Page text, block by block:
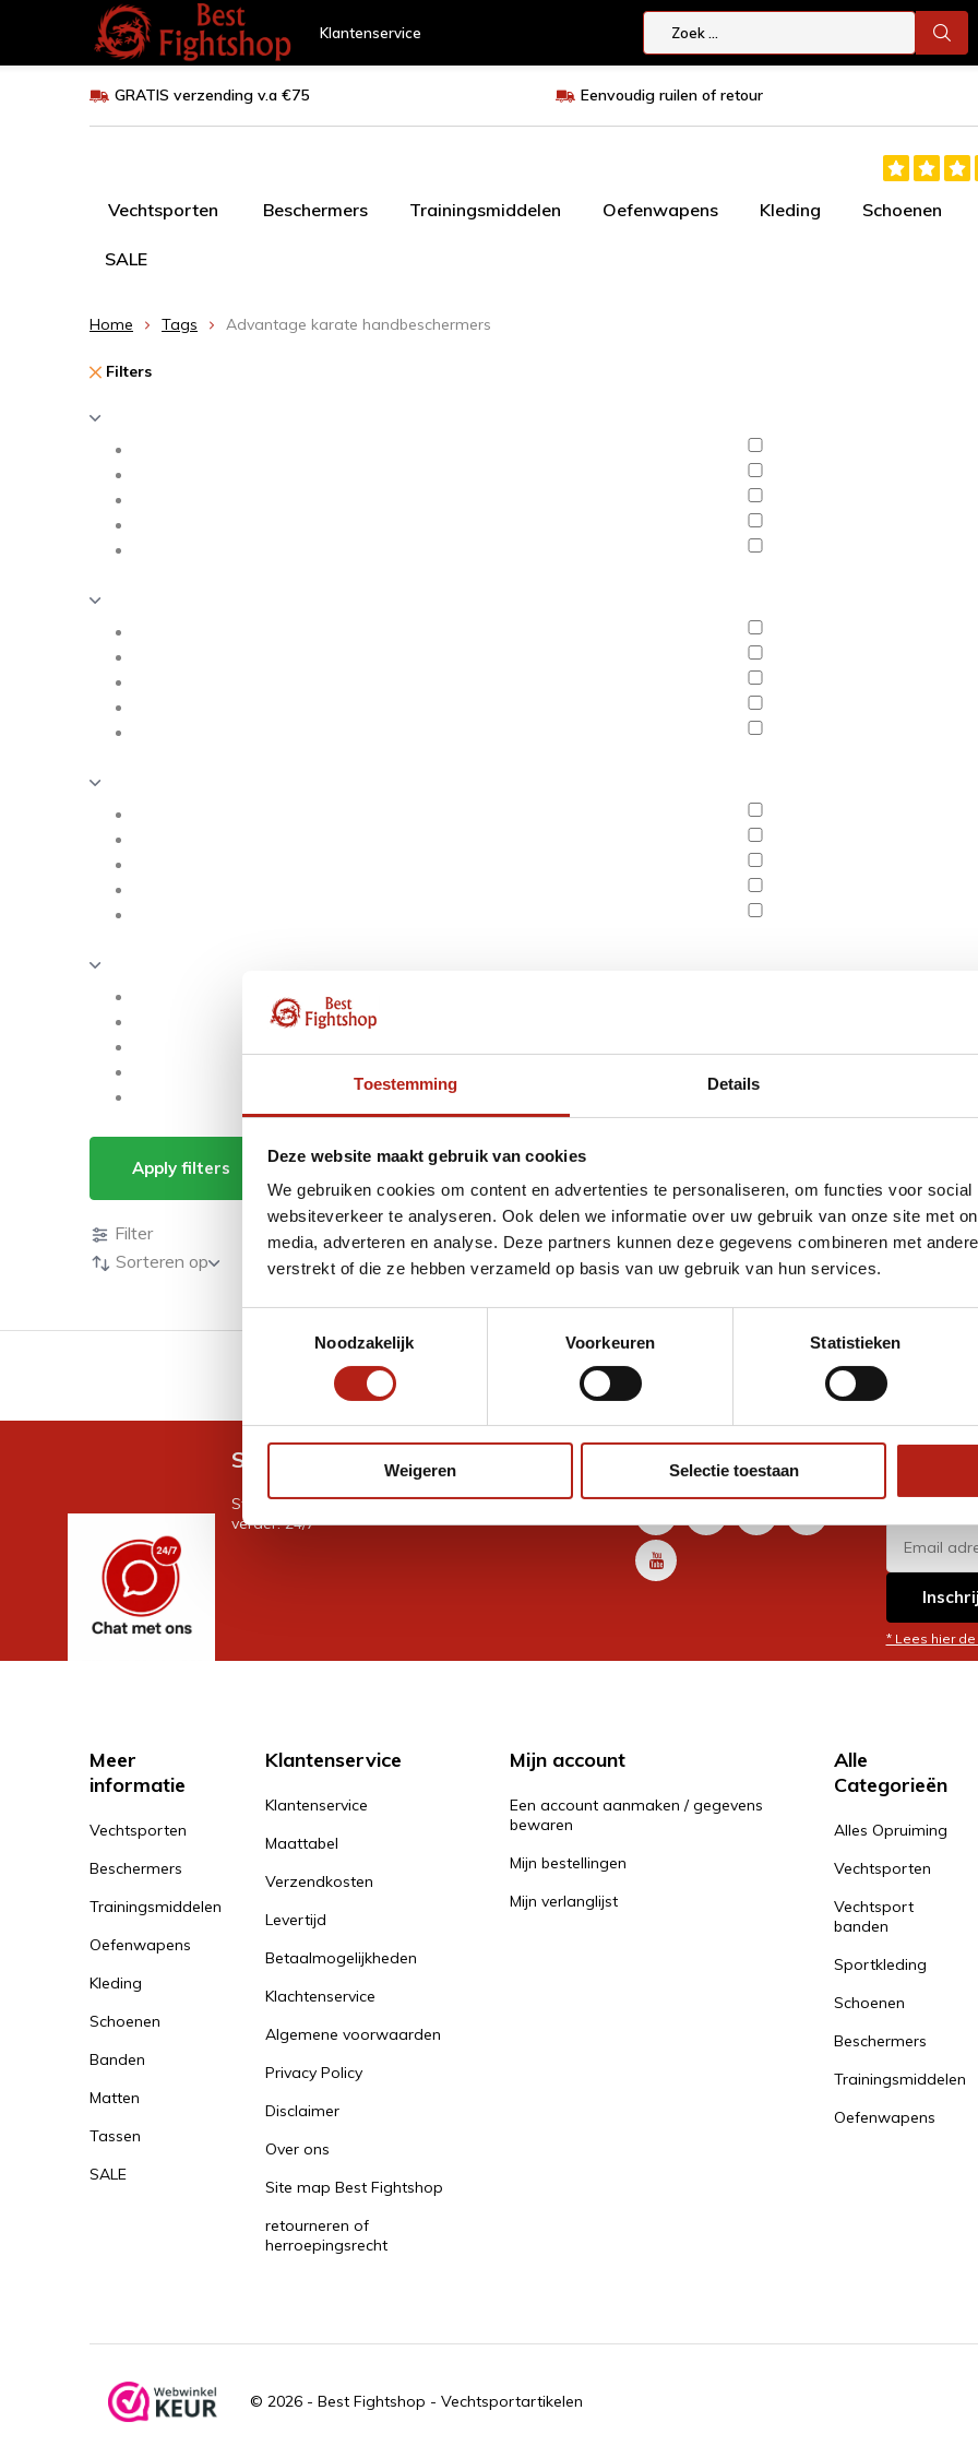
Toestemming Details
Deze website maakt gebruik van cookies
We gebruiken cookies om content en advertenties te personaliseren, om functies voor
websiteverkeer te analyseren. Ook delen we informatie over uw gebruik van onze site met
media, adverteren en analyse. Deze partners kunnen deze gegevens combineren met
verstrekt of die ze hebben verzameld op basis van uw gebruik van hun services.
Noodzakelijk
Voorkeuren Statistieken
Weigeren Selectie toestaan
Klantenservice
GRATIS verzending v.a €75 Eenvoudig ruilen of retour
Vechtsporten Beschermers Trainingsmiddelen Oefenwapens Kleding Schoenen
SALE
Home Tags Advantage karate handbeschermers
Filters
Apply filters Producten getagd met Advantage karate handbeschermers
Producten
Filter
Sorteren op
GRATIS verzending v.a €75 Eenvoudig ruilen of retour
Snel antwoord op je vraag?
Stel je vraag in de chat, en we helpen je graag
verder. 24/7
Volg ons
* Lees hier
Meer
informatie
Vechtsporten
Beschermers
Trainingsmiddelen
Oefenwapens
Kleding
Schoenen
Banden
Matten
Tassen
SALE
Klantenservice
Klantenservice
Maattabel
Verzendkosten
Levertijd
Betaalmogelijkheden
Klachtenservice
Algemene voorwaarden
Privacy Policy
Disclaimer
Over ons
Site map Best Fightshop
retourneren of
herroepingsrecht
Mijn account
Een account aanmaken / gegevens
bewaren
Mijn bestellingen
Mijn verlanglijst
Alle
Categorieën
Alles Opruiming
Vechtsporten
Vechtsport
banden
Sportkleding
Schoenen
Beschermers
Trainingsmiddelen
Oefenwapens
© 2026 - Best Fightshop - Vechtsportartikelen